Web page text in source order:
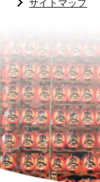
サイトマップ